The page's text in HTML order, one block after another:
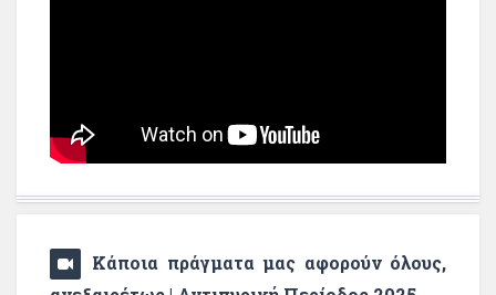
Κάποια πράγματα μας αφορούν όλους,